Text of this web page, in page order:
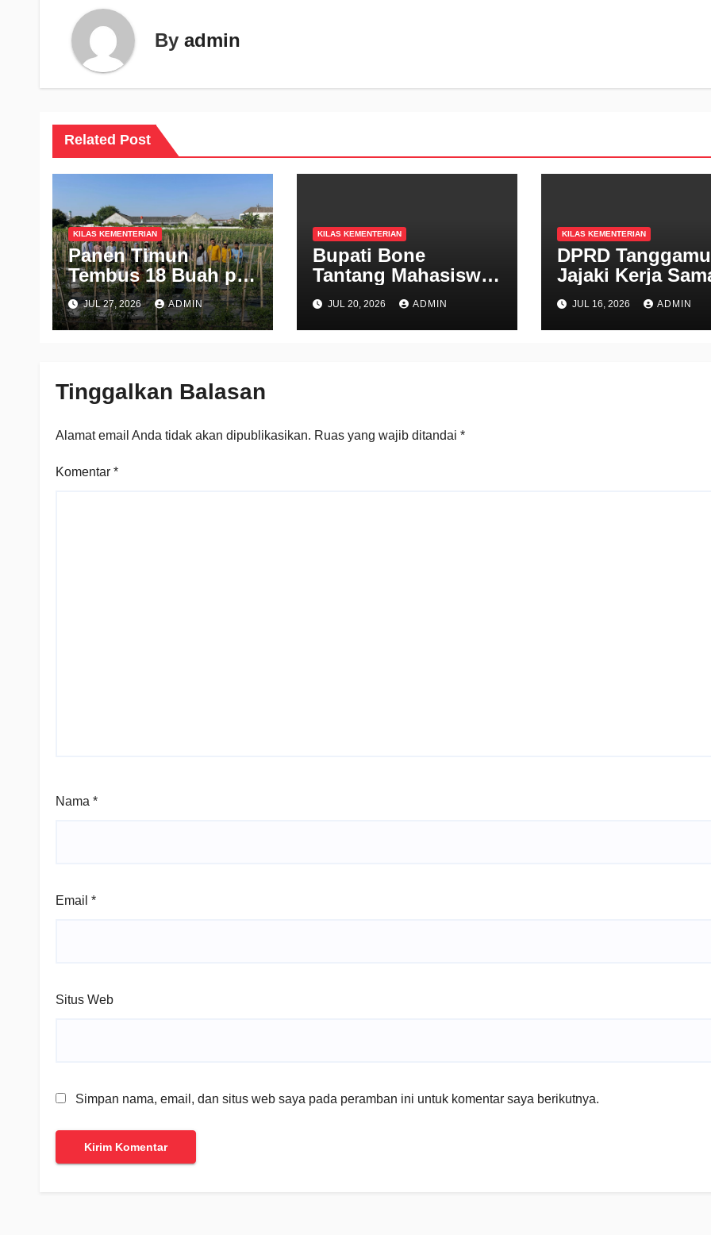
By admin
Related Post
KILAS KEMENTERIAN
Panen Timun
Tembus 18 Buah per
Batang, Rahasia
Kolaborasi
Polbangtan
JUL 27, 2026 ADMIN
KILAS KEMENTERIAN
Bupati Bone
Tantang Mahasiswa
Polbangtan Jadi
Garda Terdepan
Swasembada
JUL 20, 2026 ADMIN
KILAS KEMENTERIAN
DPRD
Jajaki Kerja
Pendidikan
Polbangtan
Kementan
JUL 16, 2026 ADMIN
Tinggalkan Balasan
Alamat email Anda tidak akan dipublikasikan. Ruas yang wajib ditandai *
Komentar *
Nama *
Email *
Situs Web
Simpan nama, email, dan situs web saya pada peramban ini untuk komentar saya berikutnya.